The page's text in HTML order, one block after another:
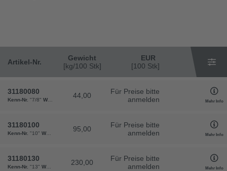
Artikel-Nr.
Gewicht
[kg/100 Stk]
EUR
[100 Stk]
31180080
Kenn-Nr. "7/8" WLL "84"d l2"91"m "27" "1"
44,00
Für Preise bitte
anmelden
Mehr Info
31180100
Kenn-Nr. "10" WLL "130"d l2"128" m"35" VPE"1"
95,00
Für Preise bitte
anmelden
Mehr Info
31180130
Kenn-Nr. "13" WLL b"136"d"38" l2"161" m"40" VPE"1"
230,00
Für Preise bitte
anmelden
Mehr Info